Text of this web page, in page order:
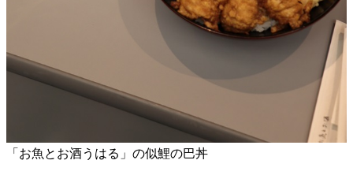
「お魚とお酒うはる」の似鯉の巴丼